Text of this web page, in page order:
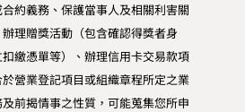
約義務、保護當事人及相關利害關
理贈獎活動（包含確認得獎者身
繳憑單等）、辦理信用卡交易款項
營業登記項目或組織章程所定之業
前揭情事之性質，可能蒐集您所申